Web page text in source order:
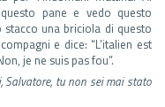
pane e vedo questo
una briciola di questo
e dice: “L’italien est
je ne suis pas fou”.
Salvatore, tu non sei mai stato